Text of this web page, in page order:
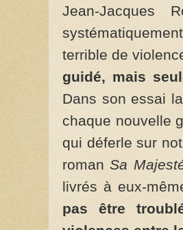
Jean-Jacques
terrible de
guidé, mais
Dans son essai
chaque nouvelle
qui déferle sur
romanSa
livrés à eux-
pas être